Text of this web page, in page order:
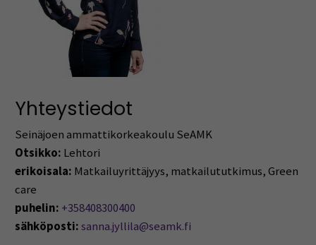
Yhteystiedot
Seinäjoen ammattikorkeakoulu SeAMK
Otsikko: Lehtori
erikoisala: Matkailuyrittäjyys, matkailututkimus, Green
care
puhelin: +358408300400
sähköposti:sanna.jyllila@seamk.fi